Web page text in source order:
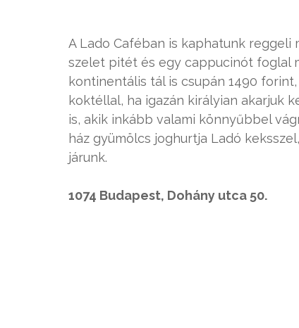
A Lado Caféban is kaphatunk
szelet pitét és egy cappucinót foglal
kontinentális tál is csupán 1490
koktéllal, ha igazán királyian akarjuk
is, akik inkább valami könnyűbbel
ház gyümölcs joghurtja Ladó
járunk.
1074 Budapest, Dohány utca 50.